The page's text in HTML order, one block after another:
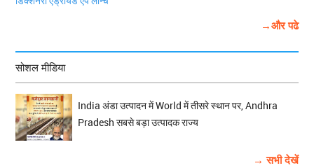
→और पढे
सोशल मीडिया
India अंडा उत्पादन में World में तीसरे स्थान पर, Andhra
Pradesh सबसे बड़ा उत्पादक राज्य
→ सभी देखें